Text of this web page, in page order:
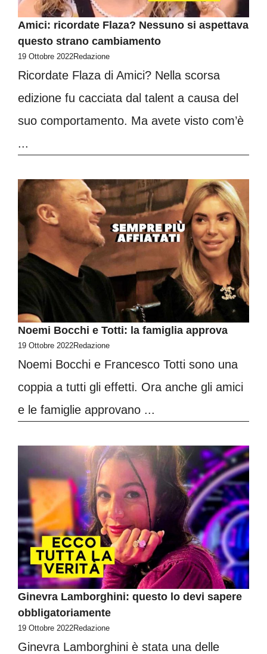
Amici: ricordate Flaza? Nessuno si aspettava
questo strano cambiamento
19 Ottobre 2022Redazione
Ricordate Flaza di Amici? Nella scorsa
edizione fu cacciata dal talent a causa del
suo comportamento. Ma avete visto com’è
...
Noemi Bocchi e Totti: la famiglia approva
19 Ottobre 2022Redazione
Noemi Bocchi e Francesco Totti sono una
coppia a tutti gli effetti. Ora anche gli amici
e le famiglie approvano ...
Ginevra Lamborghini: questo lo devi sapere
obbligatoriamente
19 Ottobre 2022Redazione
Ginevra Lamborghini è stata una delle